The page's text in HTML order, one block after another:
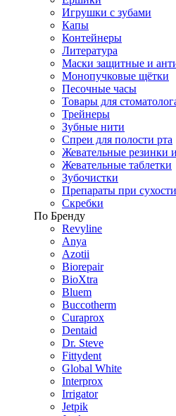
Игрушки с зубами
Капы
Контейнеры
Литература
Маски защитные и
Монопучковые щётки
Песочные часы
Товары для
Трейнеры
Зубные нити
Спреи для полости рта
Жевательные резинки
Жевательные таблетки
Зубочистки
Препараты при
Скребки
По Бренду
Revyline
Anya
Azotii
Biorepair
BioXtra
Bluem
Buccotherm
Curaprox
Dentaid
Dr. Steve
Fittydent
Global White
Interprox
Irrigator
Jetpik